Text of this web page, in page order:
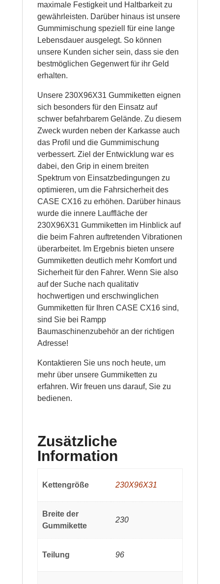
maximale Festigkeit und Haltbarkeit zu
gewährleisten. Darüber hinaus ist unsere
Gummimischung speziell für eine lange
Lebensdauer ausgelegt. So können
unsere Kunden sicher sein, dass sie den
bestmöglichen Gegenwert für ihr Geld
erhalten.
Unsere 230X96X31 Gummiketten eignen
sich besonders für den Einsatz auf
schwer befahrbarem Gelände. Zu diesem
Zweck wurden neben der Karkasse auch
das Profil und die Gummimischung
verbessert. Ziel der Entwicklung war es
dabei, den Grip in einem breiten
Spektrum von Einsatzbedingungen zu
optimieren, um die Fahrsicherheit des
CASE CX16 zu erhöhen. Darüber hinaus
wurde die innere Lauffläche der
230X96X31 Gummiketten im Hinblick auf
die beim Fahren auftretenden Vibrationen
überarbeitet. Im Ergebnis bieten unsere
Gummiketten deutlich mehr Komfort und
Sicherheit für den Fahrer. Wenn Sie also
auf der Suche nach qualitativ
hochwertigen und erschwinglichen
Gummiketten für Ihren CASE CX16 sind,
sind Sie bei Rampp
Baumaschinenzubehör an der richtigen
Adresse!
Kontaktieren Sie uns noch heute, um
mehr über unsere Gummiketten zu
erfahren. Wir freuen uns darauf, Sie zu
bedienen.
Zusätzliche
Information
Kettengröße 230X96X31
Breite der
Gummikette
230
Teilung 96